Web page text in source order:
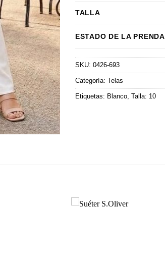
TALLA
ESTADO DE LA PRENDA
SKU: 0426-693
Categoría: Telas
Etiquetas: Blanco Talla: 10